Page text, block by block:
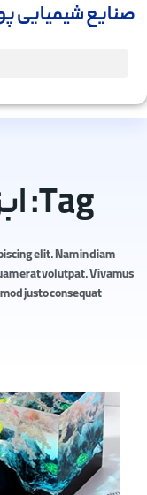
صنایع شیمیایی
Tag: ابزار ماکت سازی
elit. Nam in diam
erat volutpat. Vivamus
justo consequat.